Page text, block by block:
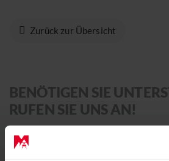
Helikopterrundflüge
Zubehör
Merchandise
ÜBER UNS
News
Eventkalender 2026
Zurück zur Übersicht
BENÖTIGEN SIE
RUFEN SIE UNS AN!
+41 31 819 60